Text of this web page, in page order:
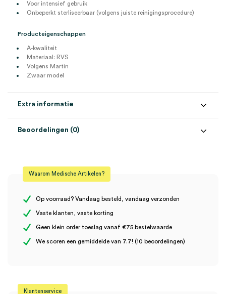
Voor intensief gebruik
Onbeperkt sterliseerbaar (volgens juiste reinigingsprocedure)
Producteigenschappen
A-kwaliteit
Materiaal: RVS
Volgens Martin
Zwaar model
Extra informatie
Materiaal RVS
Steriel
Uitvoering A-kwaliteit
Beoordelingen (0)
Er zijn nog geen beoordelingen.
titanium, A kwaliteit (set)” te beoordelen
Waarom Medische Artikelen?
Op voorraad? Vandaag besteld, vandaag verzonden
Vaste klanten, vaste korting
Geen klein order toeslag vanaf €75 bestelwaarde
We scoren een gemiddelde van 7.7! (10 beoordelingen)
Klantenservice